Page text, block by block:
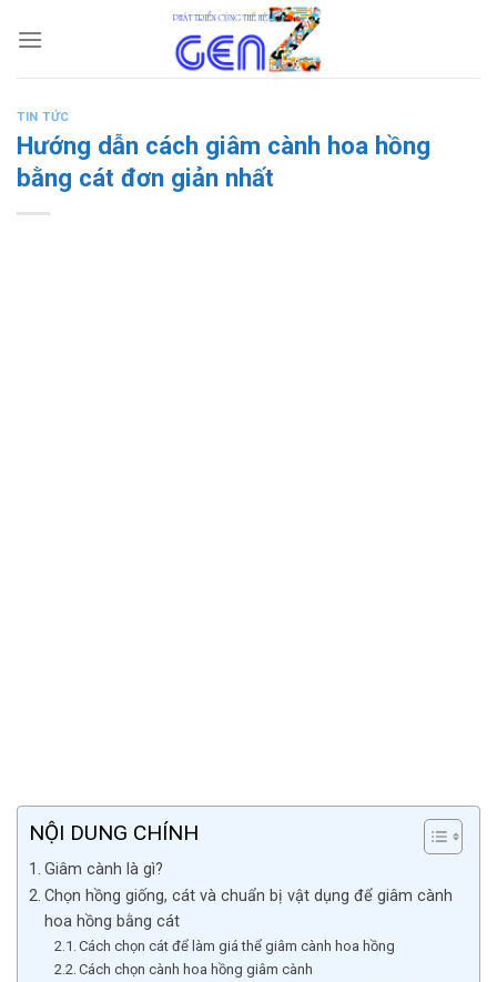
TIN TỨC
Hướng dẫn cách giâm cành hoa hồng
bằng cát đơn giản nhất
NỘI DUNG CHÍNH
Giâm cành là gì?
Chọn hồng giống, cát và chuẩn bị vật dụng để giâm cành
hoa hồng bằng cát
Cách chọn cát để làm giá thể giâm cành hoa hồng
Cách chọn cành hoa hồng giâm cành